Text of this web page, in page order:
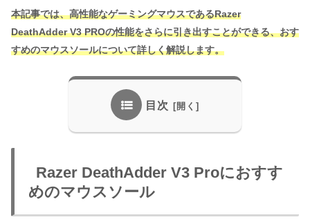
本記事では、高性能なゲーミングマウスであるRazer
DeathAdder V3 PROの性能をさらに引き出すことができる、おす
すめのマウスソールについて詳しく解説します。
目次
Razer DeathAdder V3 Proにおすす
めのマウスソール